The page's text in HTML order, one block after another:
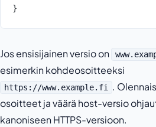
}
Jos ensisijainen versio on
esimerkin kohdeosoitteeksi
https://www.example.fi
.
osoitteet ja väärä host-versio
kanoniseen HTTPS-versioon.